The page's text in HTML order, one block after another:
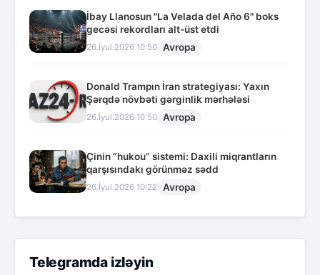
İbay Llanosun "La Velada del Año 6" boks
gecəsi rekordları alt-üst etdi
26.İyul.2026 10:50 Avropa
Donald Trampın İran strategiyası: Yaxın
Şərqdə növbəti gərginlik mərhələsi
26.İyul.2026 10:50 Avropa
Çinin “hukou” sistemi: Daxili miqrantların
qarşısındakı görünməz sədd
26.İyul.2026 10:22 Avropa
Telegramda izləyin